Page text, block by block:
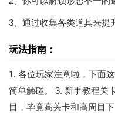
3、通过收集各类道具来提
玩法指南：
1. 各位玩家注意啦，下面
简单触碰。 3. 新手教程关
目，毕竟高关卡和高周目